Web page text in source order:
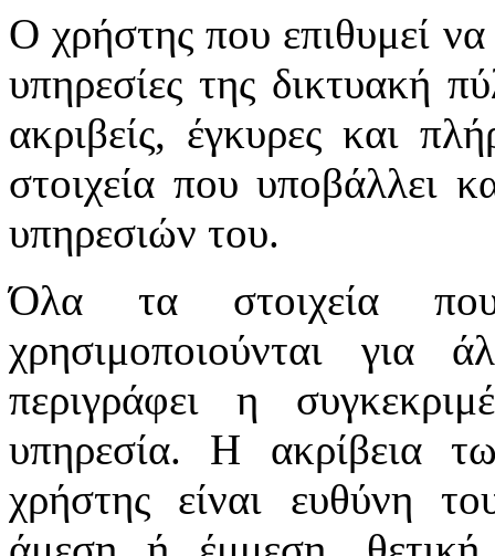
Ο χρήστης που επιθυμεί να
υπηρεσίες της δικτυακή
ακριβείς, έγκυρες και
στοιχεία που υποβάλλει
υπηρεσιών του.
Όλα τα στοιχεία
χρησιμοποιούνται
περιγράφει η
υπηρεσία. Η ακρίβεια
χρήστης είναι ευθύνη